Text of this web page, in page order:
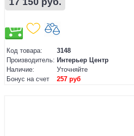
Код товара:
3148
Производитель: Интерьер Центр
Наличие:
Уточняйте
Бонус на счет
257 руб